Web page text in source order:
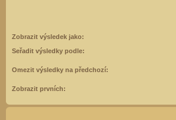
Zobrazit výsledek jako:
Seřadit výsledky podle:
Omezit výsledky na předchozí:
Zobrazit prvních: